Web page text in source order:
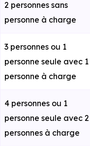
2 personnes sans
personne à charge
3 personnes ou 1
personne seule avec 1
personne à charge
4 personnes ou 1
personne seule avec 2
personnes à charge